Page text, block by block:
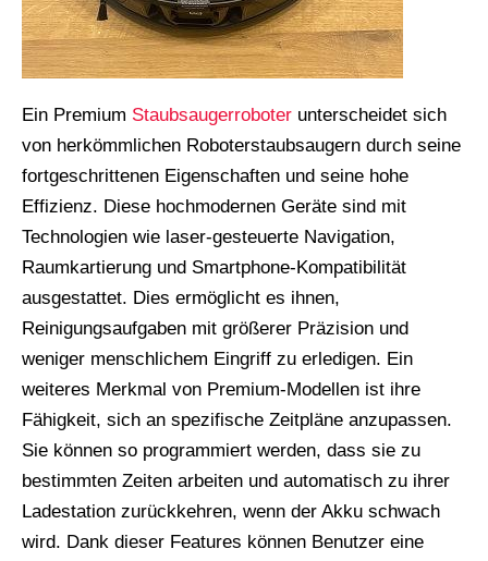
Ein Premium Staubsaugerroboter unterscheidet sich
von herkömmlichen Roboterstaubsaugern durch seine
fortgeschrittenen Eigenschaften und seine hohe
Effizienz. Diese hochmodernen Geräte sind mit
Technologien wie laser-gesteuerte Navigation,
Raumkartierung und Smartphone-Kompatibilität
ausgestattet. Dies ermöglicht es ihnen,
Reinigungsaufgaben mit größerer Präzision und
weniger menschlichem Eingriff zu erledigen. Ein
weiteres Merkmal von Premium-Modellen ist ihre
Fähigkeit, sich an spezifische Zeitpläne anzupassen.
Sie können so programmiert werden, dass sie zu
bestimmten Zeiten arbeiten und automatisch zu ihrer
Ladestation zurückkehren, wenn der Akku schwach
wird. Dank dieser Features können Benutzer eine